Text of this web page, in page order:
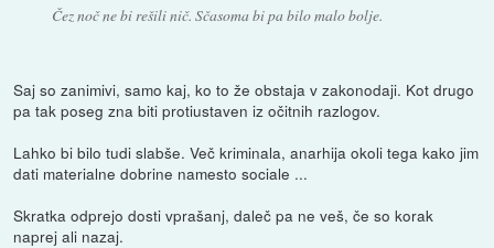
Čez noč ne bi rešili nič. Sčasoma bi pa bilo malo bolje.
Saj so zanimivi, samo kaj, ko to že obstaja v zakonodaji. Kot drugo
pa tak poseg zna biti protiustaven iz očitnih razlogov.
Lahko bi bilo tudi slabše. Več kriminala, anarhija okoli tega kako jim
dati materialne dobrine namesto sociale ...
Skratka odprejo dosti vprašanj, daleč pa ne veš, če so korak
naprej ali nazaj.